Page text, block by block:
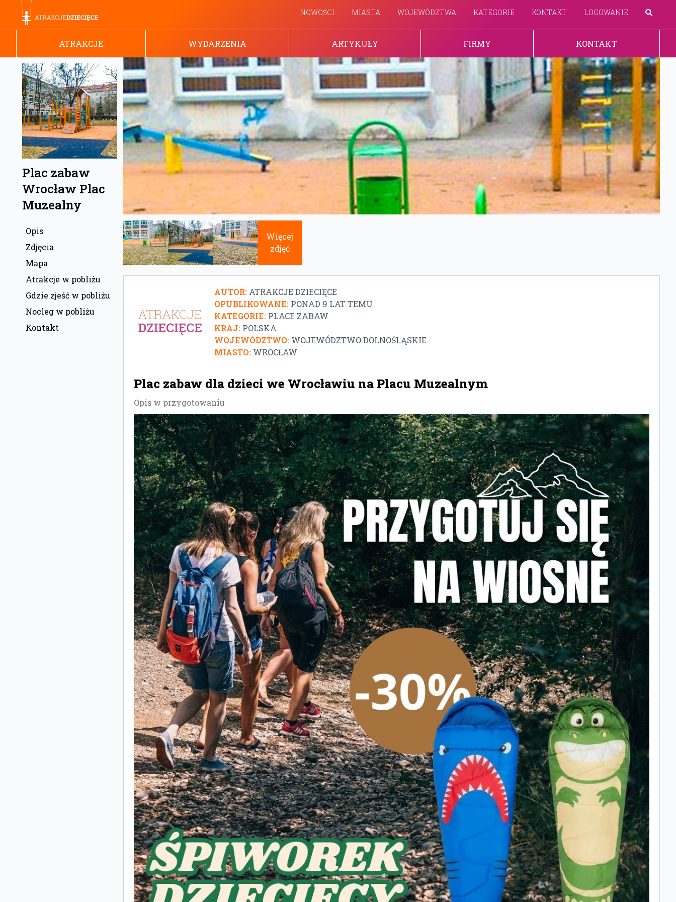
NOWOŚCI MIASTA WOJEWÓDZTWA KATEGORIE KONTAKT LOGOWANIE
ATRAKCJE WYDARZENIA ARTYKUŁY FIRMY KONTAKT
Plac zabaw
Wrocław Plac
Muzealny
Opis
Zdjęcia
Mapa
Atrakcje w pobliżu
Gdzie zjeść w pobliżu
Nocleg w pobliżu
Kontakt
Więcej
zdjęć
AUTOR: ATRAKCJE DZIECIĘCE
OPUBLIKOWANE: PONAD 9 LAT TEMU
KATEGORIE: PLACE ZABAW
KRAJ: POLSKA
WOJEWÓDZTWO: WOJEWÓDZTWO DOLNOŚLĄSKIE
MIASTO: WROCŁAW
Plac zabaw dla dzieci we Wrocławiu na Placu Muzealnym
Opis w przygotowaniu